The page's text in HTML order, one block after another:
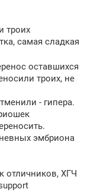
троих
самая сладкая
оставшихся
троих, не
- гипера.
эмбриона
отличников, ХГЧ